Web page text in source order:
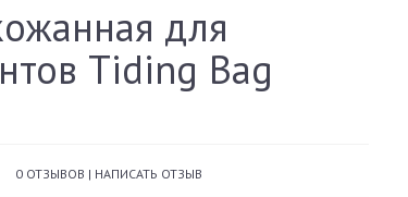
для
Tiding Bag
0 ОТЗЫВОВ | НАПИСАТЬ ОТЗЫВ